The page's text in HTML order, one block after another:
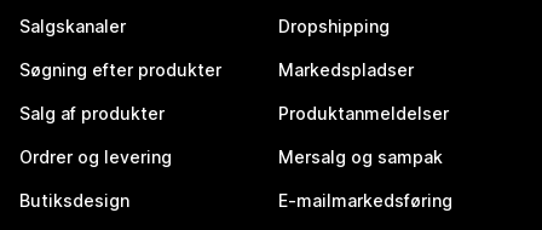
Salgskanaler
Søgning efter produkter
Salg af produkter
Ordrer og levering
Butiksdesign
Dropshipping
Markedspladser
Produktanmeldelser
Mersalg og sampak
E-mailmarkedsføring